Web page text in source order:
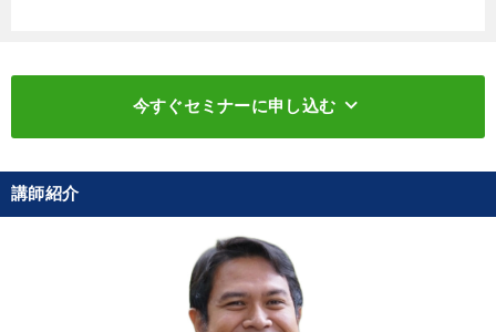
今すぐセミナーに申し込む keyboard_arrow_down
講師紹介